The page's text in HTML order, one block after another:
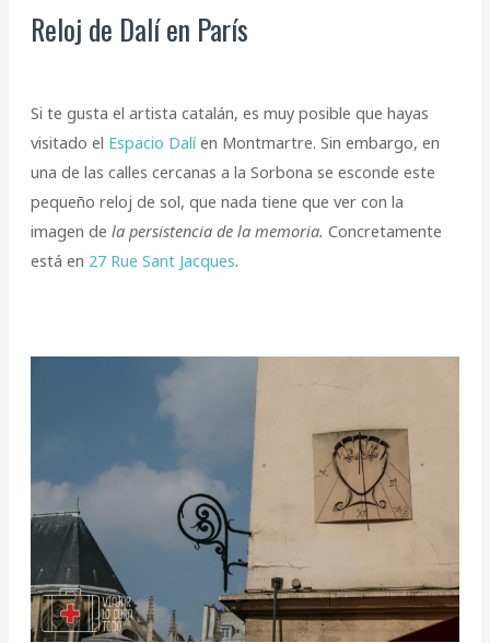
Reloj de Dalí en París
Si te gusta el artista catalán, es muy posible que hayas
visitado el Espacio Dalíen Montmartre. Sin embargo, en
una de las calles cercanas a la Sorbona se esconde este
pequeño reloj de sol, que nada tiene que ver con la
imagen de la persistencia de la memoria. Concretamente
está en 27 Rue Sant Jacques.